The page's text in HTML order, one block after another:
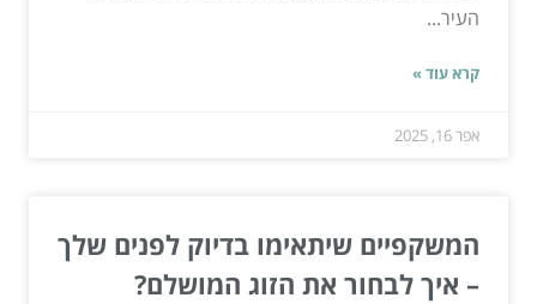
העיר...
קרא עוד »
אפר 16, 2025
המשקפיים שיתאימו בדיוק לפנים שלך
– איך לבחור את הזוג המושלם?